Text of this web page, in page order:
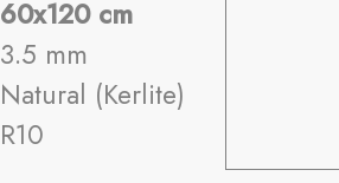
60x120 cm
3.5 mm
Natural (Kerlite)
R10